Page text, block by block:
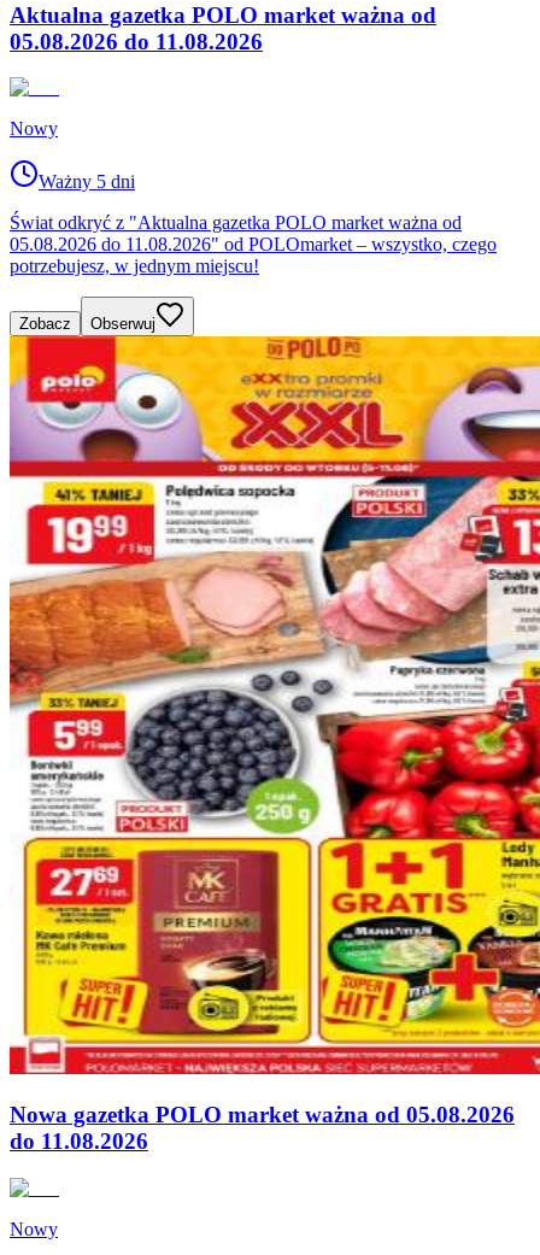
Aktualna gazetka POLO market ważna od
05.08.2026 do 11.08.2026
Nowy
Ważny 5 dni
Świat odkryć z "Aktualna gazetka POLO market ważna od
05.08.2026 do 11.08.2026" od POLOmarket – wszystko, czego
potrzebujesz, w jednym miejscu!
Zobacz Obserwuj
Nowa gazetka POLO market ważna od 05.08.2026
do 11.08.2026
Nowy